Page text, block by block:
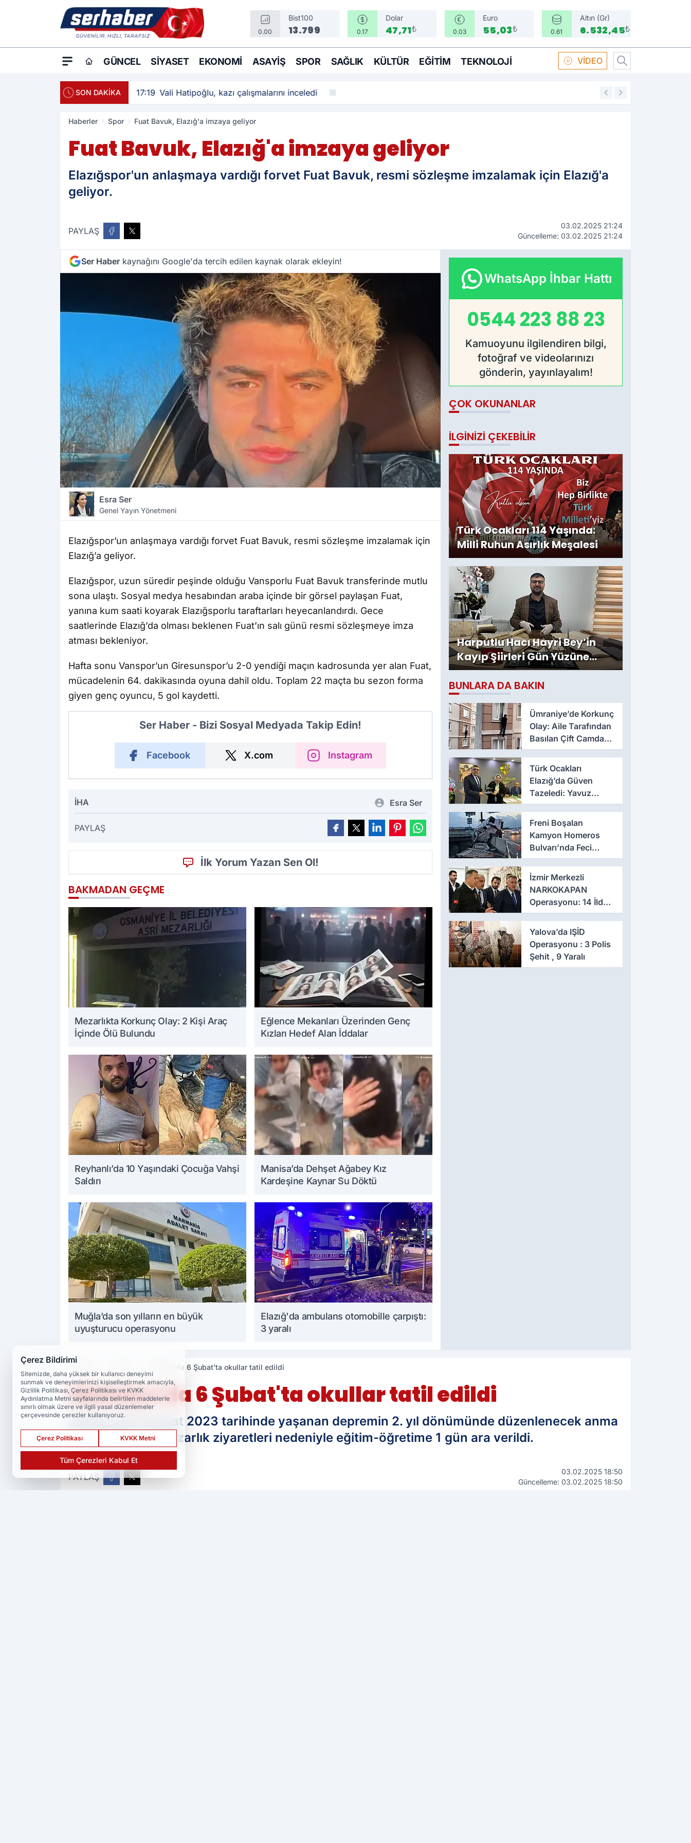
0.00
Bist100
13.799 0.17
Dolar
47,71₺ 0.03
Euro
55,03₺ 0.61
Altın (Gr)
6.532,45₺
GÜNCEL SIYASET EKONOMI ASAYIŞ SPOR SAĞLIK KÜLTÜR EĞITIM TEKNOLOJI VİDEO
SON DAKİKA 17:19 Vali Hatipoğlu, kazı çalışmalarını inceledi 16:58
Haberler Spor Fuat Bavuk, Elazığ'a imzaya geliyor
Fuat Bavuk, Elazığ'a imzaya geliyor
Elazığspor'un anlaşmaya vardığı forvet Fuat Bavuk, resmi sözleşme imzalamak için Elazığ'a
geliyor.
PAYLAŞ
03.02.2025 21:24
Güncelleme: 03.02.2025 21:24
Ser Haber kaynağını Google'da tercih edilen kaynak olarak ekleyin!
Esra Ser
Genel Yayın Yönetmeni
Elazığspor’un anlaşmaya vardığı forvet Fuat Bavuk, resmi sözleşme imzalamak için
Elazığ’a geliyor.
Elazığspor, uzun süredir peşinde olduğu Vansporlu Fuat Bavuk transferinde mutlu
sona ulaştı. Sosyal medya hesabından araba içinde bir görsel paylaşan Fuat,
yanına kum saati koyarak Elazığsporlu taraftarları heyecanlandırdı. Gece
saatlerinde Elazığ’da olması beklenen Fuat’ın salı günü resmi sözleşmeye imza
atması bekleniyor.
Hafta sonu Vanspor’un Giresunspor’u 2-0 yendiği maçın kadrosunda yer alan Fuat,
mücadelenin 64. dakikasında oyuna dahil oldu. Toplam 22 maçta bu sezon forma
giyen genç oyuncu, 5 gol kaydetti.
Ser Haber - Bizi Sosyal Medyada Takip Edin!
Facebook X.com Instagram
İHA Esra Ser
PAYLAŞ
İlk Yorum Yazan Sen Ol!
BAKMADAN GEÇME
Mezarlıkta Korkunç Olay: 2 Kişi Araç
İçinde Ölü Bulundu
Eğlence Mekanları Üzerinden Genç
Kızları Hedef Alan İddalar
Reyhanlı’da 10 Yaşındaki Çocuğa Vahşi
Saldırı
Manisa’da Dehşet Ağabey Kız
Kardeşine Kaynar Su Döktü
Muğla’da son yılların en büyük
uyuşturucu operasyonu
Elazığ'da ambulans otomobille çarpıştı:
3 yaralı
WhatsApp İhbar Hattı
0544 223 88 23
Kamuoyunu ilgilendiren bilgi,
fotoğraf ve videolarınızı
gönderin, yayınlayalım!
ÇOK OKUNANLAR
İLGINIZI ÇEKEBILIR
Türk Ocakları 114 Yaşında:
Milli Ruhun Asırlık Meşalesi
Harputlu Hacı Hayri Bey’in
Kayıp Şiirleri Gün Yüzüne
Çıktı
BUNLARA DA BAKIN
Ümraniye’de Korkunç
Olay: Aile Tarafından
Basılan Çift Camdan
Atladı
Türk Ocakları
Elazığ’da Güven
Tazeledi: Yavuz
Haykır Yeniden
Başkan
Freni Boşalan
Kamyon Homeros
Bulvarı’nda Feci
Kazaya Neden Oldu
İzmir Merkezli
NARKOKAPAN
Operasyonu: 14 İlde
Eş Zamanlı Baskın,
641 Gözaltı
Yalova’da IŞİD
Operasyonu : 3 Polis
Şehit , 9 Yaralı
Malatya'da 6 Şubat'ta okullar tatil edildi
Malatya'da 6 Şubat'ta okullar tatil edildi
Malatya'da 6 Şubat 2023 tarihinde yaşanan depremin 2. yıl dönümünde düzenlenecek anma
programları ve mezarlık ziyaretleri nedeniyle eğitim-öğretime 1 gün ara verildi.
PAYLAŞ
03.02.2025 18:50
Güncelleme: 03.02.2025 18:50
Çerez Bildirimi
Sitemizde, daha yüksek bir kullanıcı deneyimi
sunmak ve deneyimlerinizi kişiselleştirmek amacıyla,
Gizlilik Politikası, Çerez Politikası ve KVKK
Aydınlatma Metni sayfalarında belirtilen maddelerle
sınırlı olmak üzere ve ilgili yasal düzenlemeler
çerçevesinde çerezler kullanıyoruz.
Çerez Politikası KVKK Metni
Tüm Çerezleri Kabul Et